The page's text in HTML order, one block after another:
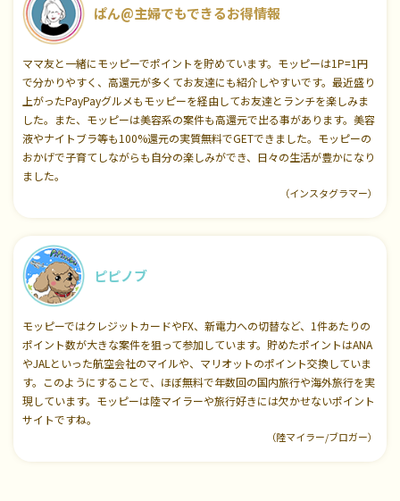
ぱん@主婦でもできるお得情報
ママ友と一緒にモッピーでポイントを貯めています。モッピーは1P=1円
で分かりやすく、高還元が多くてお友達にも紹介しやすいです。最近盛り
上がったPayPayグルメもモッピーを経由してお友達とランチを楽しみま
した。また、モッピーは美容系の案件も高還元で出る事があります。美容
液やナイトブラ等も100%還元の実質無料でGETできました。モッピーの
おかげで子育てしながらも自分の楽しみができ、日々の生活が豊かになり
ました。
（インスタグラマー）
ピピノブ
モッピーではクレジットカードやFX、新電力への切替など、1件あたりの
ポイント数が大きな案件を狙って参加しています。貯めたポイントはANA
やJALといった航空会社のマイルや、マリオットのポイント交換していま
す。このようにすることで、ほぼ無料で年数回の国内旅行や海外旅行を実
現しています。モッピーは陸マイラーや旅行好きには欠かせないポイント
サイトですね。
（陸マイラー/ブロガー）